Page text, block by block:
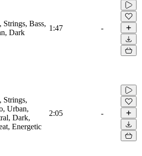
Strings, Bass,
Dark
1:47 -
Strings,
Urban,
Dark,
Energetic
2:05 -